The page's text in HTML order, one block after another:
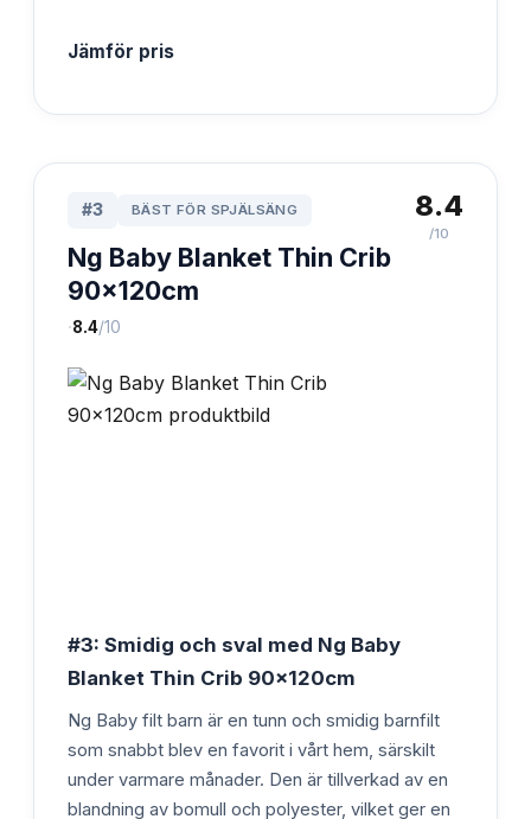
Jämför pris
#3 BÄST FÖR SPJÄLSÄNG
Ng Baby Blanket Thin Crib
90x120cm
·8.4/10
8.4
/10
#3: Smidig och sval med Ng Baby
Blanket Thin Crib 90x120cm
Ng Baby filt barn är en tunn och smidig barnfilt
som snabbt blev en favorit i vårt hem, särskilt
under varmare månader. Den är tillverkad av en
blandning av bomull och polyester, vilket ger en